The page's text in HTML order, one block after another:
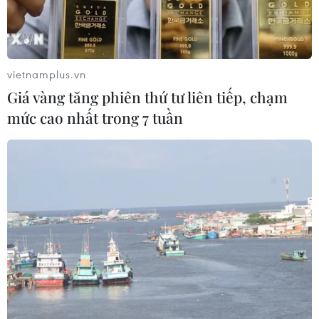
Bà.
Quần đảo Cát Bà thuộc huyện Cát Hải (Hải Phòng) gồm 367
hòn đảo lớn nhỏ, lung linh sắc màu với những bãi biển cát
trắng mịn có làn nước sâu trong vắt có thể nhìn tận đáy. (Ảnh:
Minh Đức/TTXVN)
Hải Phòng định hướng phát triển du lịch Cát Bà
theo hướng đảm bảo hài hòa với cảnh quan
vietnamplus.vn
Giá vàng tăng phiên thứ tư liên tiếp, chạm
mức cao nhất trong 7 tuần